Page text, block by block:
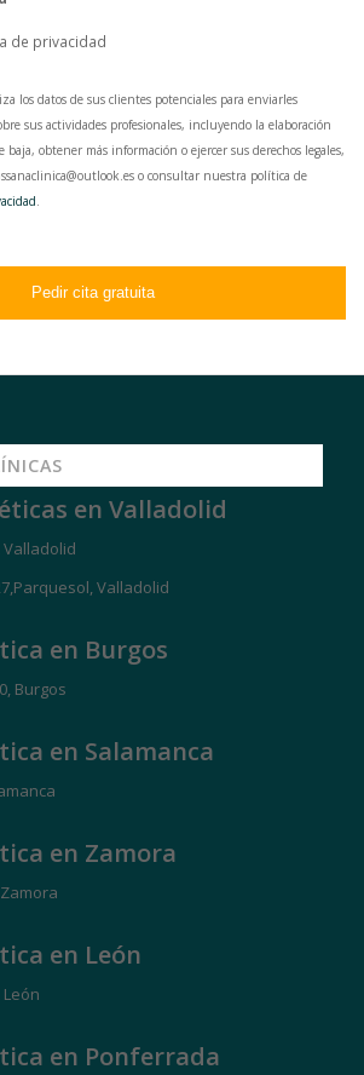
de privacidad
los datos de sus clientes potenciales para enviarles
sus actividades profesionales, incluyendo la elaboración
obtener más información o ejercer sus derechos legales,
o consultar nuestra política de
en Valladolid
Valladolid
Valladolid
en Burgos
Burgos
en Salamanca
en Zamora
en León
León
en Ponferrada